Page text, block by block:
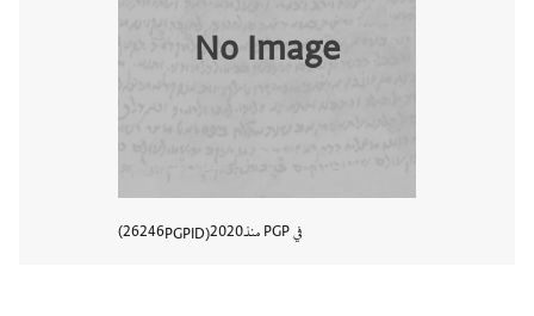
No Image
في PGP منذ 2020
PGPID
26246